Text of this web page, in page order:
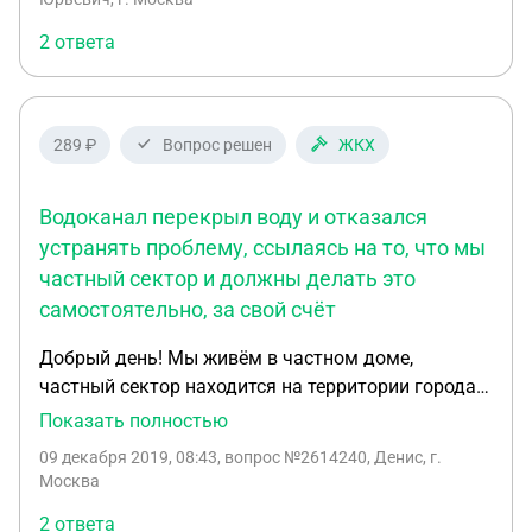
2 ответа
289 ₽ Вопрос решен ЖКХ
Водоканал перекрыл воду и отказался
устранять проблему, ссылаясь на то, что мы
частный сектор и должны делать это
самостоятельно, за свой счёт
Добрый день! Мы живём в частном доме,
частный сектор находится на территории города.
Не имеет отношения ни к каким снт, и прочим
городскому водоснабжению. Недавно произошел
Показать полностью
09 декабря 2019, 08:43, вопрос №2614240, Денис, г.
Москва
2 ответа